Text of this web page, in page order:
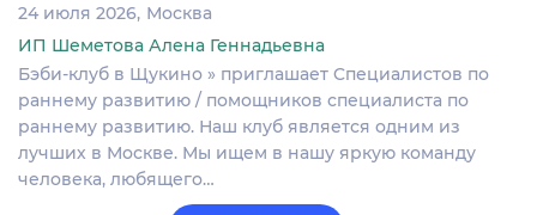
24 июля 2026 Москва
ИП Шеметова Алена Геннадьевна
Бэби-клуб в Щукино » приглашает Cпециалистов по
раннему развитию / помощников специалиста по
раннему развитию. Наш клуб является одним из
лучших в Москве. Мы ищем в нашу яркую команду
человека, любящего…